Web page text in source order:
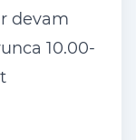
devam
10.00-